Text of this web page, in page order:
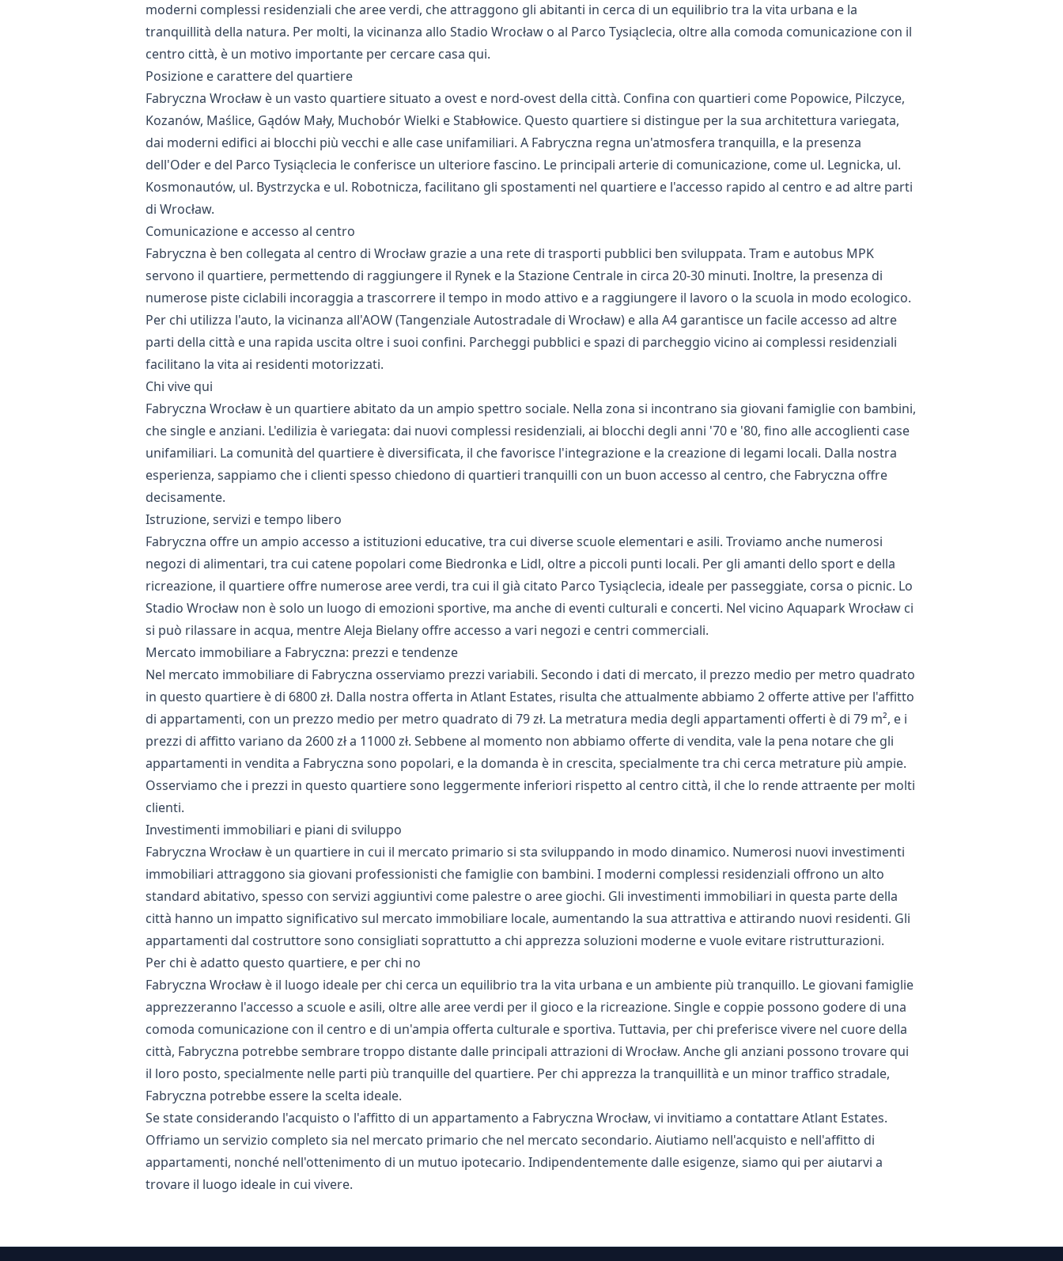
moderni complessi residenziali che aree verdi, che attraggono gli abitanti in cerca di un equilibrio tra la vita urbana e la
tranquillità della natura. Per molti, la vicinanza allo Stadio Wrocław o al Parco Tysiąclecia, oltre alla comoda comunicazione con il
centro città, è un motivo importante per cercare casa qui.
Posizione e carattere del quartiere
Fabryczna Wrocław è un vasto quartiere situato a ovest e nord-ovest della città. Confina con quartieri come Popowice, Pilczyce,
Kozanów, Maślice, Gądów Mały, Muchobór Wielki e Stabłowice. Questo quartiere si distingue per la sua architettura variegata,
dai moderni edifici ai blocchi più vecchi e alle case unifamiliari. A Fabryczna regna un'atmosfera tranquilla, e la presenza
dell'Oder e del Parco Tysiąclecia le conferisce un ulteriore fascino. Le principali arterie di comunicazione, come ul. Legnicka, ul.
Kosmonautów, ul. Bystrzycka e ul. Robotnicza, facilitano gli spostamenti nel quartiere e l'accesso rapido al centro e ad altre parti
di Wrocław.
Comunicazione e accesso al centro
Fabryczna è ben collegata al centro di Wrocław grazie a una rete di trasporti pubblici ben sviluppata. Tram e autobus MPK
servono il quartiere, permettendo di raggiungere il Rynek e la Stazione Centrale in circa 20-30 minuti. Inoltre, la presenza di
numerose piste ciclabili incoraggia a trascorrere il tempo in modo attivo e a raggiungere il lavoro o la scuola in modo ecologico.
Per chi utilizza l'auto, la vicinanza all'AOW (Tangenziale Autostradale di Wrocław) e alla A4 garantisce un facile accesso ad altre
parti della città e una rapida uscita oltre i suoi confini. Parcheggi pubblici e spazi di parcheggio vicino ai complessi residenziali
facilitano la vita ai residenti motorizzati.
Chi vive qui
Fabryczna Wrocław è un quartiere abitato da un ampio spettro sociale. Nella zona si incontrano sia giovani famiglie con bambini,
che single e anziani. L'edilizia è variegata: dai nuovi complessi residenziali, ai blocchi degli anni '70 e '80, fino alle accoglienti case
unifamiliari. La comunità del quartiere è diversificata, il che favorisce l'integrazione e la creazione di legami locali. Dalla nostra
esperienza, sappiamo che i clienti spesso chiedono di quartieri tranquilli con un buon accesso al centro, che Fabryczna offre
decisamente.
Istruzione, servizi e tempo libero
Fabryczna offre un ampio accesso a istituzioni educative, tra cui diverse scuole elementari e asili. Troviamo anche numerosi
negozi di alimentari, tra cui catene popolari come Biedronka e Lidl, oltre a piccoli punti locali. Per gli amanti dello sport e della
ricreazione, il quartiere offre numerose aree verdi, tra cui il già citato Parco Tysiąclecia, ideale per passeggiate, corsa o picnic. Lo
Stadio Wrocław non è solo un luogo di emozioni sportive, ma anche di eventi culturali e concerti. Nel vicino Aquapark Wrocław ci
si può rilassare in acqua, mentre Aleja Bielany offre accesso a vari negozi e centri commerciali.
Mercato immobiliare a Fabryczna: prezzi e tendenze
Nel mercato immobiliare di Fabryczna osserviamo prezzi variabili. Secondo i dati di mercato, il prezzo medio per metro quadrato
in questo quartiere è di 6800 zł. Dalla nostra offerta in Atlant Estates, risulta che attualmente abbiamo 2 offerte attive per l'affitto
di appartamenti, con un prezzo medio per metro quadrato di 79 zł. La metratura media degli appartamenti offerti è di 79 m², e i
prezzi di affitto variano da 2600 zł a 11000 zł. Sebbene al momento non abbiamo offerte di vendita, vale la pena notare che gli
appartamenti in vendita a Fabryczna sono popolari, e la domanda è in crescita, specialmente tra chi cerca metrature più ampie.
Osserviamo che i prezzi in questo quartiere sono leggermente inferiori rispetto al centro città, il che lo rende attraente per molti
clienti.
Investimenti immobiliari e piani di sviluppo
Fabryczna Wrocław è un quartiere in cui il mercato primario si sta sviluppando in modo dinamico. Numerosi nuovi investimenti
immobiliari attraggono sia giovani professionisti che famiglie con bambini. I moderni complessi residenziali offrono un alto
standard abitativo, spesso con servizi aggiuntivi come palestre o aree giochi. Gli investimenti immobiliari in questa parte della
città hanno un impatto significativo sul mercato immobiliare locale, aumentando la sua attrattiva e attirando nuovi residenti. Gli
appartamenti dal costruttore sono consigliati soprattutto a chi apprezza soluzioni moderne e vuole evitare ristrutturazioni.
Per chi è adatto questo quartiere, e per chi no
Fabryczna Wrocław è il luogo ideale per chi cerca un equilibrio tra la vita urbana e un ambiente più tranquillo. Le giovani famiglie
apprezzeranno l'accesso a scuole e asili, oltre alle aree verdi per il gioco e la ricreazione. Single e coppie possono godere di una
comoda comunicazione con il centro e di un'ampia offerta culturale e sportiva. Tuttavia, per chi preferisce vivere nel cuore della
città, Fabryczna potrebbe sembrare troppo distante dalle principali attrazioni di Wrocław. Anche gli anziani possono trovare qui
il loro posto, specialmente nelle parti più tranquille del quartiere. Per chi apprezza la tranquillità e un minor traffico stradale,
Fabryczna potrebbe essere la scelta ideale.
Se state considerando l'acquisto o l'affitto di un appartamento a Fabryczna Wrocław, vi invitiamo a contattare Atlant Estates.
Offriamo un servizio completo sia nel mercato primario che nel mercato secondario. Aiutiamo nell'acquisto e nell'affitto di
appartamenti, nonché nell'ottenimento di un mutuo ipotecario. Indipendentemente dalle esigenze, siamo qui per aiutarvi a
trovare il luogo ideale in cui vivere.